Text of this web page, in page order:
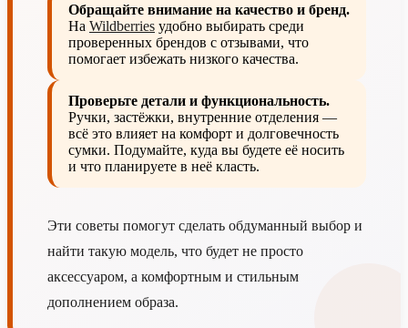
Обращайте внимание на качество и бренд.
На Wildberries удобно выбирать среди
проверенных брендов с отзывами, что
помогает избежать низкого качества.
Проверьте детали и функциональность.
Ручки, застёжки, внутренние отделения —
всё это влияет на комфорт и долговечность
сумки. Подумайте, куда вы будете её носить
и что планируете в неё класть.
Эти советы помогут сделать обдуманный выбор и
найти такую модель, что будет не просто
аксессуаром, а комфортным и стильным
дополнением образа.